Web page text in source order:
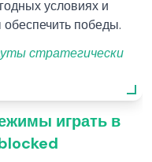
условиях и
победы.
стратегически
играть в